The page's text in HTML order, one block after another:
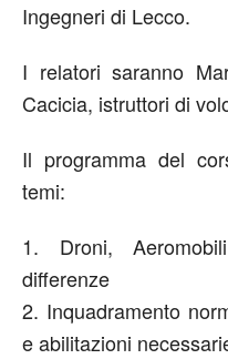
Ingegneri di Lecco.
I relatori saranno
Cacicia, istruttori di
Il programma del
temi:
1. Droni,
differenze
2. Inquadramento
e abilitazioni